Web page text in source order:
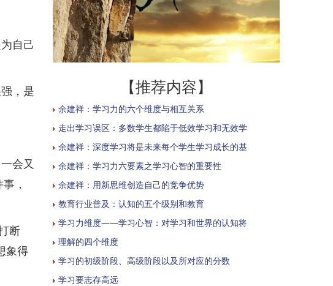
自己
，是
会又
，
断
象得
【推荐内容】
余建祥：学习力的六个维度与相互关系
走出学习误区：多数学生都陷于低效学习和无效学
余建祥：深度学习将是未来每个学生学习成长的基
余建祥：学习力六要素之学习心智的重要性
余建祥：用新思维创造自己的竞争优势
教育行业普及：认知的五个级别和教育
学习力维度——学习心智：对学习和世界的认知将
理解的四个维度
学习的初级阶段、高级阶段以及所对应的分数
学习要志存高远